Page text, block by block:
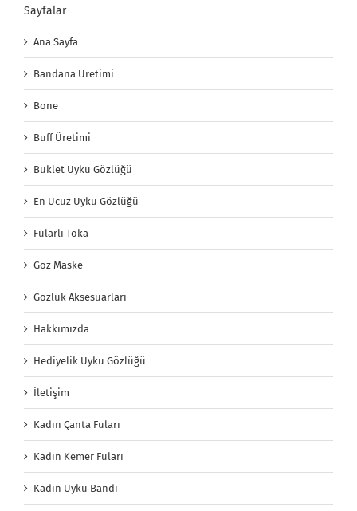
Sayfalar
Ana Sayfa
Bandana Üretimi
Bone
Buff Üretimi
Buklet Uyku Gözlüğü
En Ucuz Uyku Gözlüğü
Fularlı Toka
Göz Maske
Gözlük Aksesuarları
Hakkımızda
Hediyelik Uyku Gözlüğü
İletişim
Kadın Çanta Fuları
Kadın Kemer Fuları
Kadın Uyku Bandı